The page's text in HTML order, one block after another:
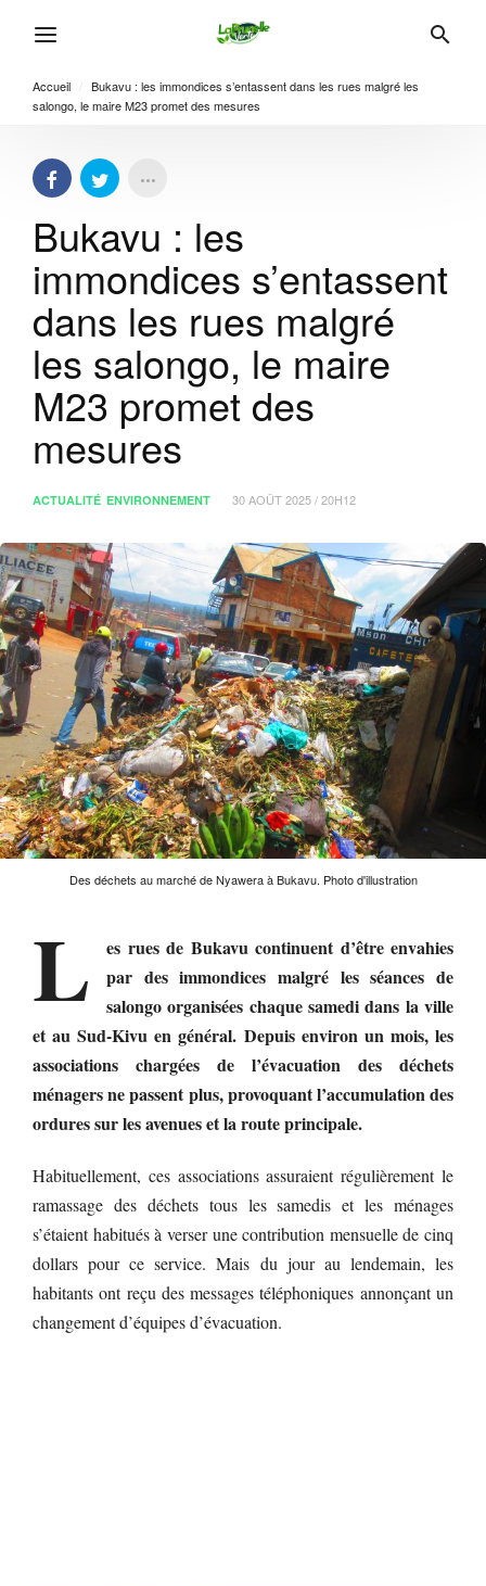
Accueil
Bukavu : les immondices s’entassent dans les rues malgré les
salongo, le maire M23 promet des mesures
Bukavu : les
immondices s’entassent
dans les rues malgré
les salongo, le maire
M23 promet des
mesures
ACTUALITÉ ENVIRONNEMENT 30 AOÛT 2025 / 20H12
Des déchets au marché de Nyawera à Bukavu. Photo d'illustration
L
es rues de Bukavu continuent d’être envahies
par des immondices malgré les séances de
salongo organisées chaque samedi dans la ville
et au Sud-Kivu en général. Depuis environ un mois, les
associations chargées de l’évacuation des déchets
ménagers ne passent plus, provoquant l’accumulation des
ordures sur les avenues et la route principale.
Habituellement, ces associations assuraient régulièrement le
ramassage des déchets tous les samedis et les ménages
s’étaient habitués à verser une contribution mensuelle de cinq
dollars pour ce service. Mais du jour au lendemain, les
habitants ont reçu des messages téléphoniques annonçant un
changement d’équipes d’évacuation.